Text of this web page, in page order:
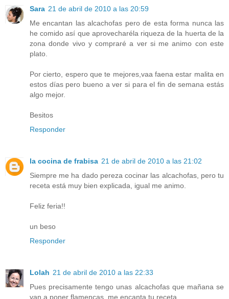
Sara 21 de abril de 2010 a las 20:59
Me encantan las alcachofas pero de esta forma nunca las
he comido así que aprovecharéla riqueza de la huerta de la
zona donde vivo y compraré a ver si me animo con este
plato.
Por cierto, espero que te mejores,vaa faena estar malita en
estos días pero bueno a ver si para el fin de semana estás
algo mejor.
Besitos
Responder
la cocina de frabisa 21 de abril de 2010 a las 21:02
Siempre me ha dado pereza cocinar las alcachofas, pero tu
receta está muy bien explicada, igual me animo.
Feliz feria!!
un beso
Responder
Lolah 21 de abril de 2010 a las 22:33
Pues precisamente tengo unas alcachofas que mañana se
van a poner flamencas, me encanta tu receta.